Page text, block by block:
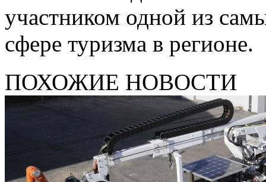
участником одной из
сфере туризма в регионе.
ПОХОЖИЕ НОВОСТИ